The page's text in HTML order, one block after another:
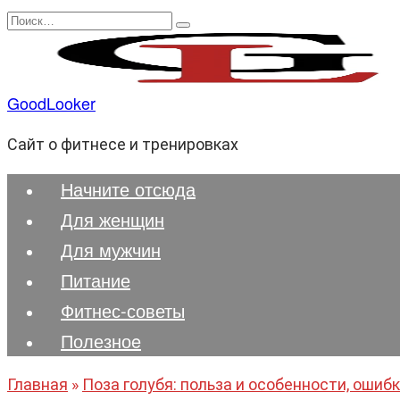
Перейти
содержанию
Search
GoodLooker
Сайт о фитнесе и тренировках
Начните отсюда
Для женщин
Для мужчин
Питание
Фитнес-советы
Полезноe
Главная » Поза голубя: польза и особенности,